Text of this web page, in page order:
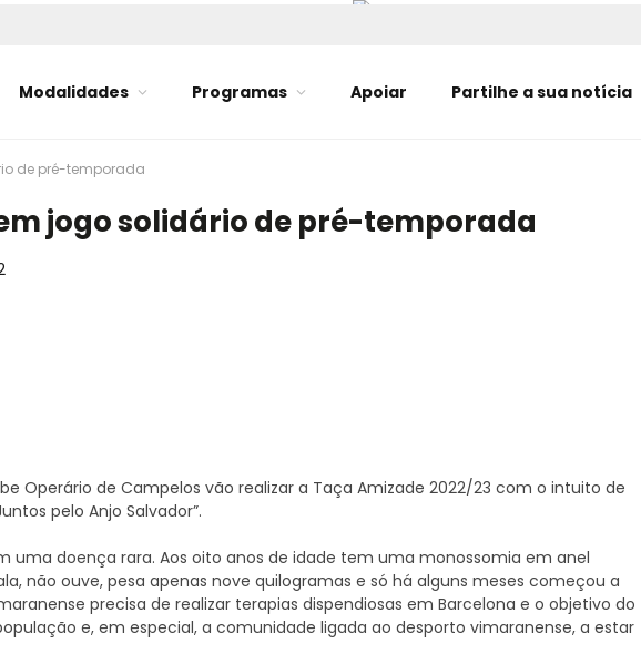
Modalidades Programas Apoiar Partilhe a sua notícia
de pré-temporada
jogo solidário de pré-temporada
Operário de Campelos vão realizar a Taça Amizade 2022/23 com o intuito de
pelo Anjo Salvador”.
uma doença rara. Aos oito anos de idade tem uma monossomia em anel
não ouve, pesa apenas nove quilogramas e só há alguns meses começou a
precisa de realizar terapias dispendiosas em Barcelona e o objetivo do
e, em especial, a comunidade ligada ao desporto vimaranense, a estar